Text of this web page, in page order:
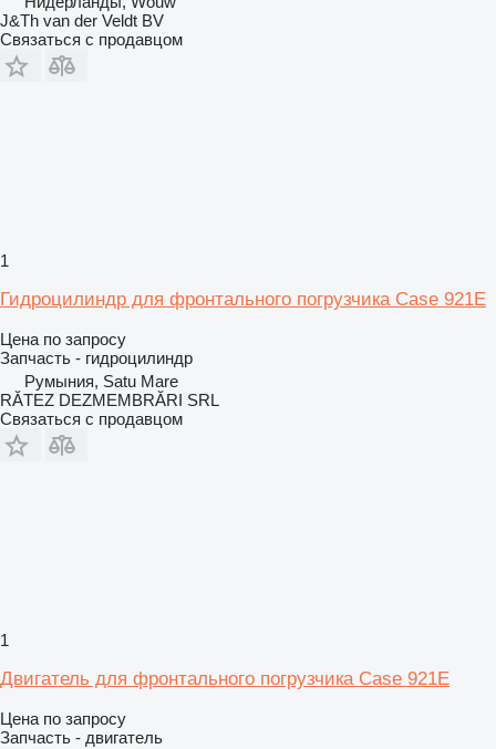
J&Th van der Veldt BV
Связаться с продавцом
1
Гидроцилиндр для фронтального погрузчика Case 921E
Цена по запросу
Запчасть - гидроцилиндр
Румыния, Satu Mare
RĂTEZ DEZMEMBRĂRI SRL
Связаться с продавцом
1
Двигатель для фронтального погрузчика Case 921E
Цена по запросу
Запчасть - двигатель